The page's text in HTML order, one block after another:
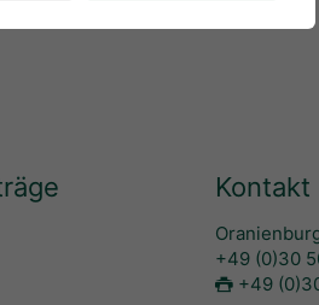
Kontakt
+49 (0)30
+49